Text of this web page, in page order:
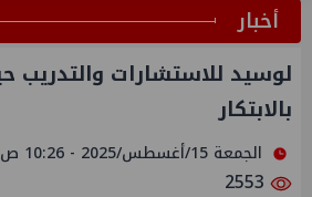
أخبار
لوسيد للاستشارات والتدريب
بالابتكار
الجمعة 15/أغسطس/2025 - 10:26 ص